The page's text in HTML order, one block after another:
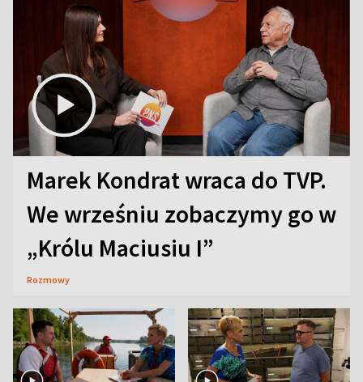
Marek Kondrat wraca do TVP.
We wrześniu zobaczymy go w
„Królu Maciusiu I”
Rozmowy